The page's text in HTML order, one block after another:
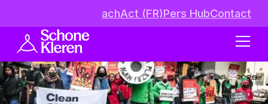
achAct (FR)Pers HubContact